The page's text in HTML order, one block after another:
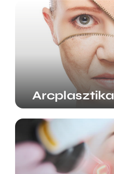
Arcplasztika